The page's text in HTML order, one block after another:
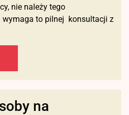
nie należy tego
wymaga to pilnej konsultacji z
na